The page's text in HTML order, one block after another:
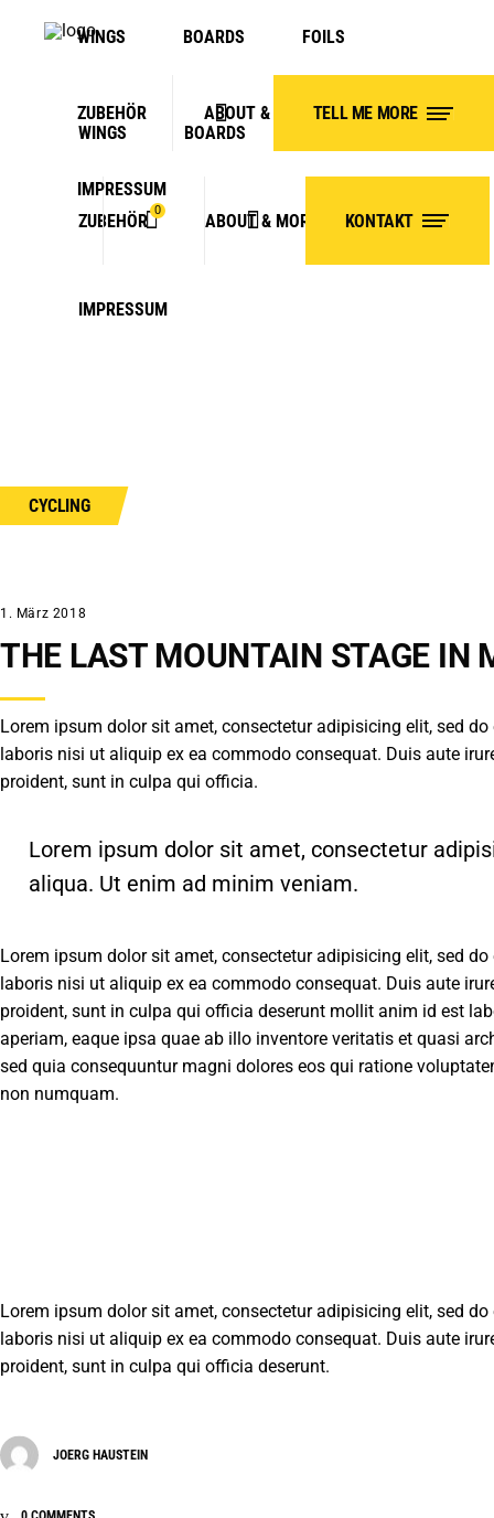
WINGS BOARDS
ZUBEHÖR ABOUT & MORE WARENKORB
IMPRESSUM
0
No products in the cart.
KONTAKT
WINGS BOARDS FOILS
ZUBEHÖR ABOUT & MORE WARENKORB
IMPRESSUM
TELL ME MORE
WINGRIDER.EU
CYCLING
1. März 2018
THE LAST MOUNTAIN STAGE IN
Lorem ipsum dolor sit amet, consectetur adipisicing elit, sed
laboris nisi ut aliquip ex ea commodo consequat. Duis aute
proident, sunt in culpa qui officia.
Lorem ipsum dolor sit amet, consectetur
aliqua. Ut enim ad minim veniam.
Lorem ipsum dolor sit amet, consectetur adipisicing elit, sed
laboris nisi ut aliquip ex ea commodo consequat. Duis aute
proident, sunt in culpa qui officia deserunt mollit anim id est
aperiam, eaque ipsa quae ab illo inventore veritatis et quasi
sed quia consequuntur magni dolores eos qui ratione
non numquam.
Lorem ipsum dolor sit amet, consectetur adipisicing elit, sed
laboris nisi ut aliquip ex ea commodo consequat. Duis aute
proident, sunt in culpa qui officia deserunt.
JOERG HAUSTEIN